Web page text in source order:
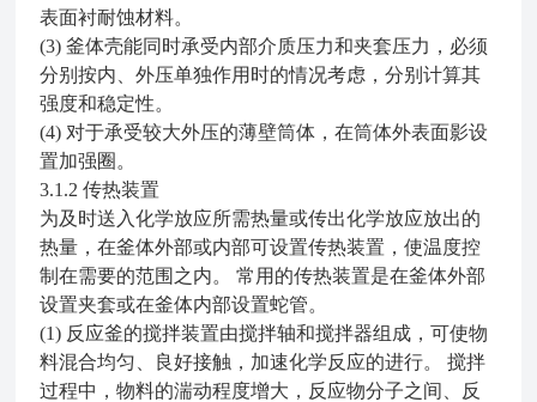
表面衬耐蚀材料。
(3)釜体壳能同时承受内部介质压力和夹套压力，必须
分别按内、外压单独作用时的情况考虑，分别计算其
强度和稳定性。
(4) 对于承受较大外压的薄壁筒体，在筒体外表面影设
置加强圈。
3.1.2传热装置
为及时送入化学放应所需热量或传出化学放应放出的
热量，在釜体外部或内部可设置传热装置，使温度控
制在需要的范围之内。 常用的传热装置是在釜体外部
设置夹套或在釜体内部设置蛇管。
(1) 反应釜的搅拌装置由搅拌轴和搅拌器组成，可使物
料混合均匀、良好接触，加速化学反应的进行。 搅拌
过程中，物料的湍动程度增大，反应物分子之间、反